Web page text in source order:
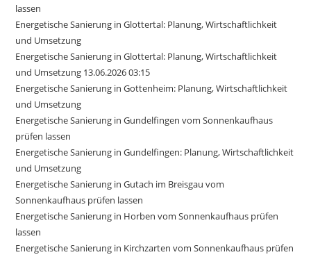
lassen
Energetische Sanierung in Glottertal: Planung, Wirtschaftlichkeit
und Umsetzung
Energetische Sanierung in Glottertal: Planung, Wirtschaftlichkeit
und Umsetzung 13.06.2026 03:15
Energetische Sanierung in Gottenheim: Planung, Wirtschaftlichkeit
und Umsetzung
Energetische Sanierung in Gundelfingen vom Sonnenkaufhaus
prüfen lassen
Energetische Sanierung in Gundelfingen: Planung, Wirtschaftlichkeit
und Umsetzung
Energetische Sanierung in Gutach im Breisgau vom
Sonnenkaufhaus prüfen lassen
Energetische Sanierung in Horben vom Sonnenkaufhaus prüfen
lassen
Energetische Sanierung in Kirchzarten vom Sonnenkaufhaus prüfen